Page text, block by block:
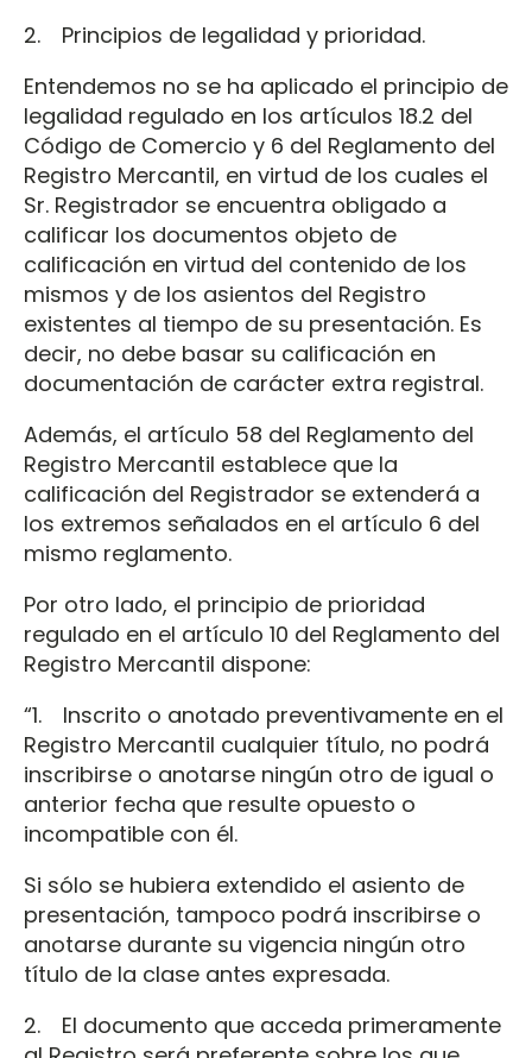
2. Principios de legalidad y prioridad.
Entendemos no se ha aplicado el principio de
legalidad regulado en los artículos 18.2 del
Código de Comercio y 6 del Reglamento del
Registro Mercantil, en virtud de los cuales el
Sr. Registrador se encuentra obligado a
calificar los documentos objeto de
calificación en virtud del contenido de los
mismos y de los asientos del Registro
existentes al tiempo de su presentación. Es
decir, no debe basar su calificación en
documentación de carácter extra registral.
Además, el artículo 58 del Reglamento del
Registro Mercantil establece que la
calificación del Registrador se extenderá a
los extremos señalados en el artículo 6 del
mismo reglamento.
Por otro lado, el principio de prioridad
regulado en el artículo 10 del Reglamento del
Registro Mercantil dispone:
“1. Inscrito o anotado preventivamente en el
Registro Mercantil cualquier título, no podrá
inscribirse o anotarse ningún otro de igual o
anterior fecha que resulte opuesto o
incompatible con él.
Si sólo se hubiera extendido el asiento de
presentación, tampoco podrá inscribirse o
anotarse durante su vigencia ningún otro
título de la clase antes expresada.
2. El documento que acceda primeramente